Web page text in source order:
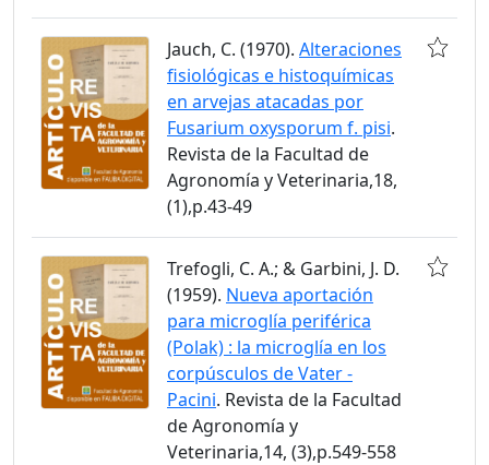
Jauch, C. (1970). Alteraciones
fisiológicas e histoquímicas
en arvejas atacadas por
Fusarium oxysporum f. pisi.
Revista de la Facultad de
Agronomía y Veterinaria,18,
(1),p.43-49
Trefogli, C. A.; & Garbini, J. D.
(1959). Nueva aportación
para microglía periférica
(Polak) : la microglía en los
corpúsculos de Vater -
Pacini. Revista de la Facultad
de Agronomía y
Veterinaria,14, (3),p.549-558